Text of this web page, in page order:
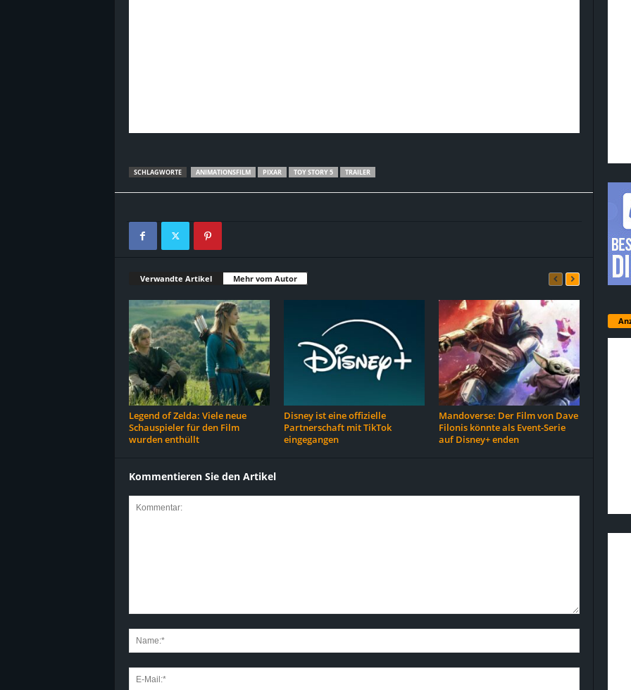
SCHLAGWORTE ANIMATIONSFILM PIXAR TOY STORY 5 TRAILER
Verwandte Artikel Mehr vom Autor
Legend of Zelda: Viele neue
Schauspieler für den Film
wurden enthüllt
Disney ist eine offizielle
Partnerschaft mit TikTok
eingegangen
Mandoverse: Der Film von Dave
Filonis könnte als Event-Serie
auf Disney+ enden
Kommentieren Sie den Artikel